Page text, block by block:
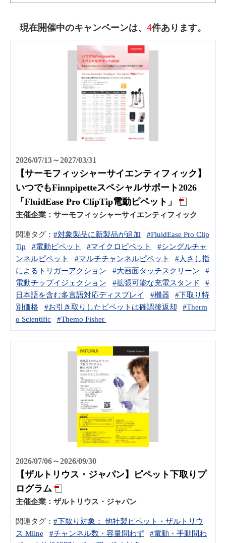
現在開催中のキャンペーンは、 4件あります。
2026/07/13～2027/03/31
【サーモフィッシャーサイエンティフィック】
いつでもFinnpipetteスペシャルサポート2026
「FluidEase Pro ClipTip電動ピペット」
主催企業： サーモフィッシャーサイエンティフィック
関連タグ： #対象製品に新製品が追加
#FluidEase Pro Clip
Tip
#電動ピペット #マイクロピペット
#シングルチャ
ンネルピペット
#マルチチャンネルピペット
#人さし指
によるトリガーアクション
#大画面タッチスクリーン
#
電動チップイジェクション
#拡張可能な充電スタンド
#
日本語を含む多言語対応ディスプレイ
#機器
#下取り特
別価格
#お引き取りしたピペットは確認後返却
#Therm
o Scientific
#Themo Fisher
2026/07/06～2026/09/30
【ザルトリウス・ジャパン】ピペット下取りプ
ログラム
主催企業： ザルトリウス・ジャパン
関連タグ： #下取り対象： 他社製ピペット・ザルトリウ
ス Mline
#チャンネル数・容量問わず
#電動・手動問わ